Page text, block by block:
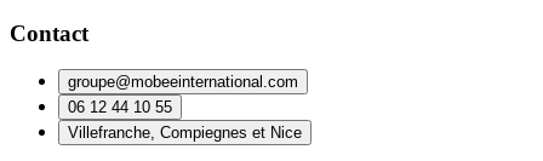
Contact
groupe@mobeeinternational.com
06 12 44 10 55
Villefranche, Compiegnes et Nice